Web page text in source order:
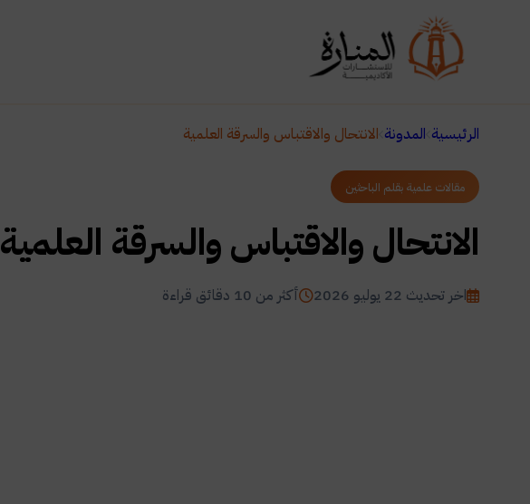
الرئيسية المدونة الانتحال والاقتباس والسرقة العلمية
مقالات علمية بقلم الباحثين
الانتحال والاقتباس والسرقة العلمية
اخر تحديث 22 يوليو 2026 أكثر من 10 دقائق قراءة